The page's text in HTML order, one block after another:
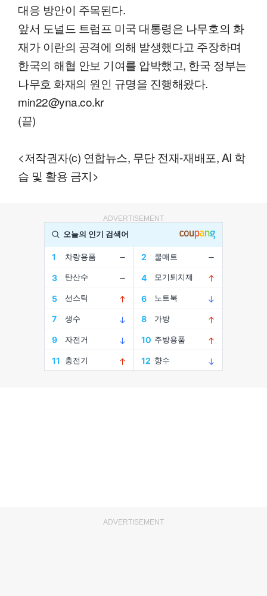
대응 방안이 주목된다.
앞서 도널드 트럼프 미국 대통령은 나무호의 화
재가 이란의 공격에 의해 발생했다고 주장하며
한국의 해협 안보 기여를 압박했고, 한국 정부는
나무호 화재의 원인 규명을 진행해왔다.
min22@yna.co.kr
(끝)
<저작권자(c) 연합뉴스, 무단 전재-재배포, AI 학
습 및 활용 금지>
ADVERTISEMENT
ADVERTISEMENT